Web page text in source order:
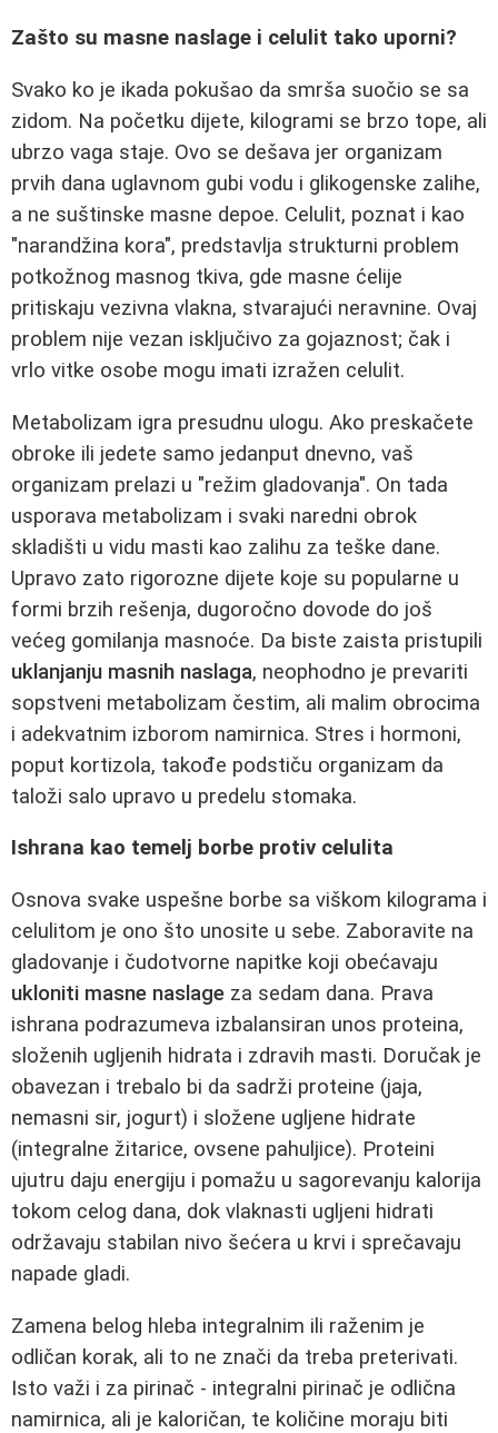
Zašto su masne naslage i celulit tako uporni?
Svako ko je ikada pokušao da smrša suočio se sa
zidom. Na početku dijete, kilogrami se brzo tope, ali
ubrzo vaga staje. Ovo se dešava jer organizam
prvih dana uglavnom gubi vodu i glikogenske zalihe,
a ne suštinske masne depoe. Celulit, poznat i kao
"narandžina kora", predstavlja strukturni problem
potkožnog masnog tkiva, gde masne ćelije
pritiskaju vezivna vlakna, stvarajući neravnine. Ovaj
problem nije vezan isključivo za gojaznost; čak i
vrlo vitke osobe mogu imati izražen celulit.
Metabolizam igra presudnu ulogu. Ako preskačete
obroke ili jedete samo jedanput dnevno, vaš
organizam prelazi u "režim gladovanja". On tada
usporava metabolizam i svaki naredni obrok
skladišti u vidu masti kao zalihu za teške dane.
Upravo zato rigorozne dijete koje su popularne u
formi brzih rešenja, dugoročno dovode do još
većeg gomilanja masnoće. Da biste zaista pristupili
uklanjanju masnih naslaga, neophodno je prevariti
sopstveni metabolizam čestim, ali malim obrocima
i adekvatnim izborom namirnica. Stres i hormoni,
poput kortizola, takođe podstiču organizam da
taloži salo upravo u predelu stomaka.
Ishrana kao temelj borbe protiv celulita
Osnova svake uspešne borbe sa viškom kilograma i
celulitom je ono što unosite u sebe. Zaboravite na
gladovanje i čudotvorne napitke koji obećavaju
ukloniti masne naslage za sedam dana. Prava
ishrana podrazumeva izbalansiran unos proteina,
složenih ugljenih hidrata i zdravih masti. Doručak je
obavezan i trebalo bi da sadrži proteine (jaja,
nemasni sir, jogurt) i složene ugljene hidrate
(integralne žitarice, ovsene pahuljice). Proteini
ujutru daju energiju i pomažu u sagorevanju kalorija
tokom celog dana, dok vlaknasti ugljeni hidrati
održavaju stabilan nivo šećera u krvi i sprečavaju
napade gladi.
Zamena belog hleba integralnim ili raženim je
odličan korak, ali to ne znači da treba preterivati.
Isto važi i za pirinač - integralni pirinač je odlična
namirnica, ali je kaloričan, te količine moraju biti